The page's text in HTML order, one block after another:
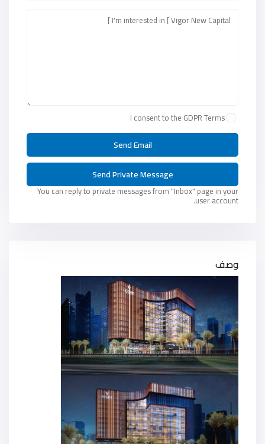
وصف
I consent to the GDPR Terms
You can reply to private messages from "Inbox" page in your
user account.